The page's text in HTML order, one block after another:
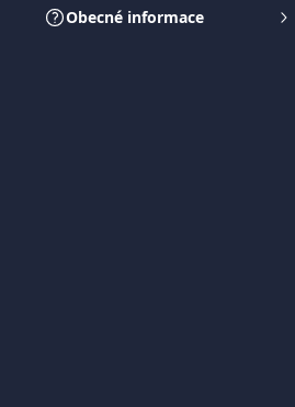
Obecné informace